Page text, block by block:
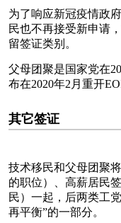
为了响应新冠疫情政
民也不再接受新申请
留签证类别。
父母团聚是国家党在
布在2020年2月重开
其它签证
技术移民和父母团聚
的职位）、高薪居民
民）一起，后两类工
再平衡”的一部分。